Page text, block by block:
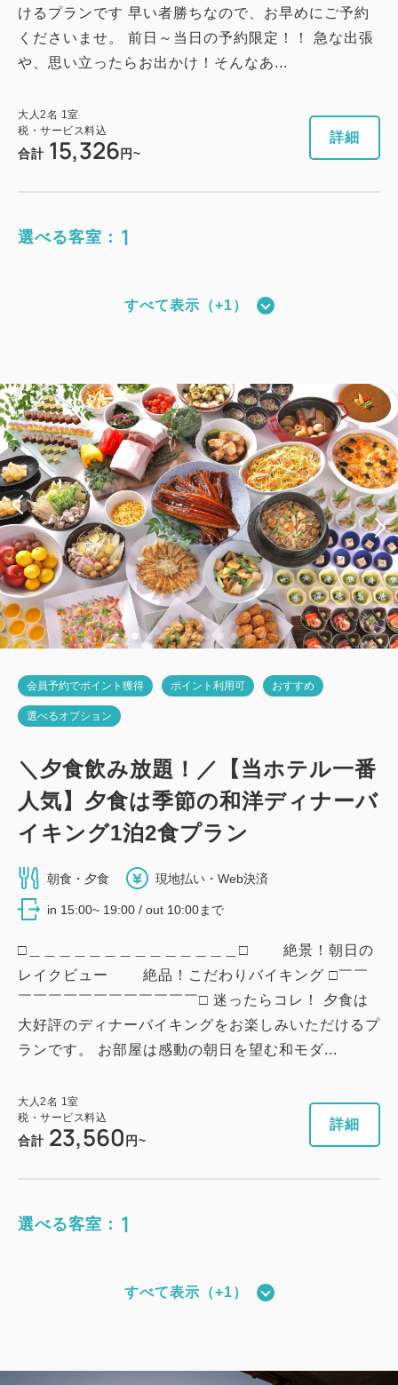
けるプランです 早い者勝ちなので、お早めにご予約
くださいませ。 前日～当日の予約限定！！ 急な出張
や、思い立ったらお出かけ！そんなあ...
大人 2名 1 室
税・サービス料込
合計 15,326 円~
詳細
選べる客室： 1
税・サービス料込
会員価格 15,326円~
大人2名1室
税・サービス料込
合計 15,800円~
獲得ポイント 279~
禁煙 27.00m2 1~4名
シングルサイズ×2 Wi-Fiあり（無料）
すべて表示（+1）
会員予約でポイント獲得 ポイント利用可 おすすめ
選べるオプション
＼夕食飲み放題！／【当ホテル一番
人気】夕食は季節の和洋ディナーバ
イキング1泊2食プラン
朝食・夕食 現地払い・Web決済
in 15:00~ 19:00 / out 10:00まで
□＿＿＿＿＿＿＿＿＿＿＿＿＿＿□ 絶景！朝日の
レイクビュー 絶品！こだわりバイキング □￣￣
￣￣￣￣￣￣￣￣￣￣￣￣□ 迷ったらコレ！ 夕食は
大好評のディナーバイキングをお楽しみいただけるプ
ランです。 お部屋は感動の朝日を望む和モダ...
大人2名 1室
税・サービス料込
合計 23,560 円~
詳細
選べる客室： 1
獲得ポイント 428~
すべて表示（+1）